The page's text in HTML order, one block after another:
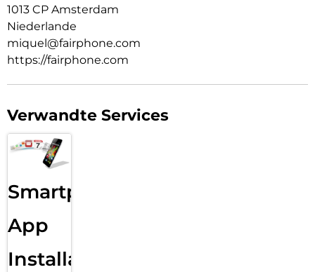
1013 CP Amsterdam
Niederlande
miquel@fairphone.com
https://fairphone.com
Verwandte Services
Smartphone
App
Installation